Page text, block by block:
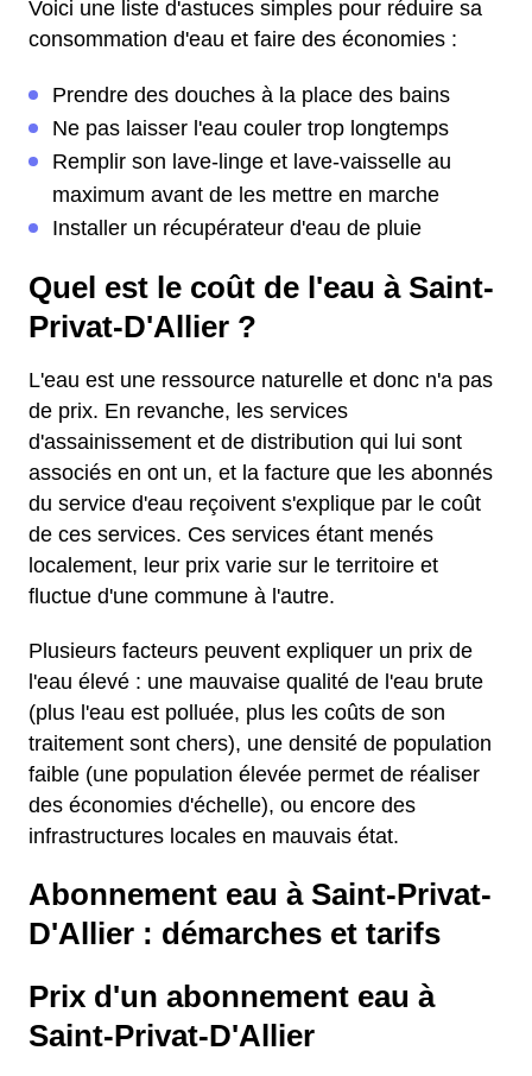
Voici une liste d'astuces simples pour réduire sa
consommation d'eau et faire des économies :
Prendre des douches à la place des bains
Ne pas laisser l'eau couler trop longtemps
Remplir son lave-linge et lave-vaisselle au
maximum avant de les mettre en marche
Installer un récupérateur d'eau de pluie
Quel est le coût de l'eau à Saint-
Privat-D'Allier ?
L'eau est une ressource naturelle et donc n'a pas
de prix. En revanche, les services
d'assainissement et de distribution qui lui sont
associés en ont un, et la facture que les abonnés
du service d'eau reçoivent s'explique par le coût
de ces services. Ces services étant menés
localement, leur prix varie sur le territoire et
fluctue d'une commune à l'autre.
Plusieurs facteurs peuvent expliquer un prix de
l'eau élevé : une mauvaise qualité de l'eau brute
(plus l'eau est polluée, plus les coûts de son
traitement sont chers), une densité de population
faible (une population élevée permet de réaliser
des économies d'échelle), ou encore des
infrastructures locales en mauvais état.
Abonnement eau à Saint-Privat-
D'Allier : démarches et tarifs
Prix d'un abonnement eau à
Saint-Privat-D'Allier